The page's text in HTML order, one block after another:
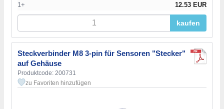
1+ 12.53 EUR
kaufen
Steckverbinder M8 3-pin für Sensoren "Stecker"
auf Gehäuse
Produktcode: 200731
zu Favoriten hinzufügen